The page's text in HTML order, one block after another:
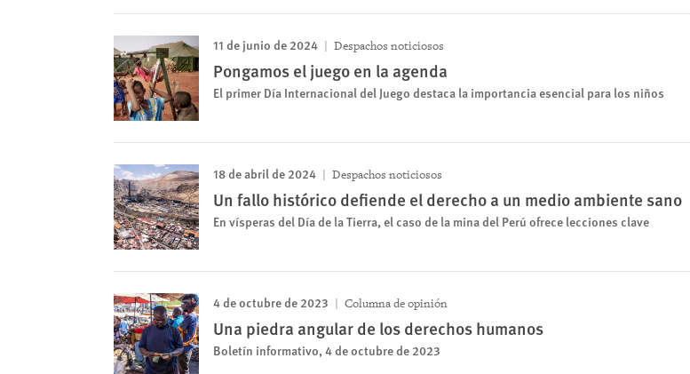
11 de junio de 2024 Despachos noticiosos
Pongamos el juego en la agenda
El primer Día Internacional del Juego destaca la importancia esencial para los niños
18 de abril de 2024 Despachos noticiosos
Un fallo histórico defiende el derecho a un medio ambiente sano
En vísperas del Día de la Tierra, el caso de la mina del Perú ofrece lecciones clave
4 de octubre de 2023 Columna de opinión
Una piedra angular de los derechos humanos
Boletín informativo, 4 de octubre de 2023